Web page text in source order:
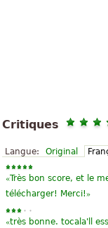
Critiques
Langue: Original
«Très bon score, et le
télécharger! Merci!»
«très bonne. tocala'll